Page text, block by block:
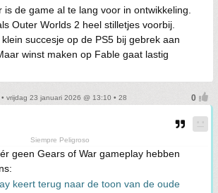
is de game al te lang voor in ontwikkeling.
Outer Worlds 2 heel stilletjes voorbij.
succesje op de PS5 bij gebrek aan
winst maken op Fable gaat lastig
• vrijdag 23 januari 2026 @ 13:10 • 28
Siempre Peligroso
geen Gears of War gameplay hebben
keert terug naar de toon van de oude